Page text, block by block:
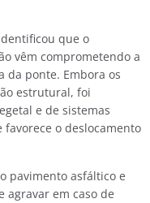
que o
vêm comprometendo a
da ponte. Embora os
estrutural, foi
e de sistemas
o deslocamento
pavimento asfáltico e
agravar em caso de